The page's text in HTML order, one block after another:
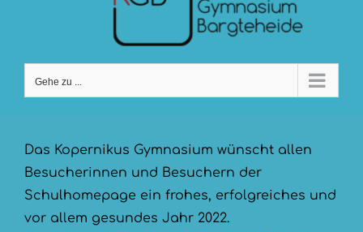
Gehe zu ...
Das Kopernikus Gymnasium wünscht allen
Besucherinnen und Besuchern der
Schulhomepage ein frohes, erfolgreiches und
vor allem gesundes Jahr 2022.